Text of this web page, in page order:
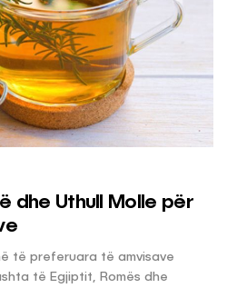
dhe Uthull Molle për
të preferuara të amvisave
të Egjiptit, Romës dhe